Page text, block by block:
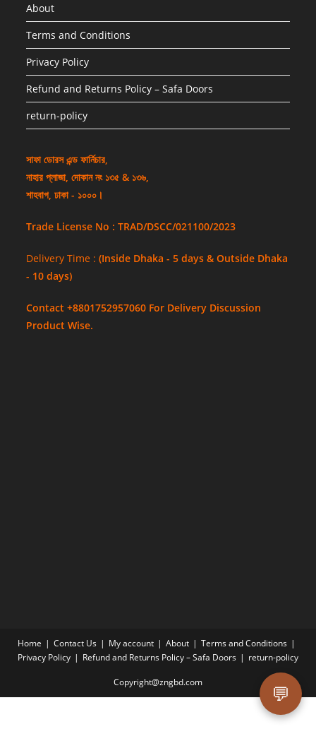
About
Terms and Conditions
Privacy Policy
Refund and Returns Policy – Safa Doors
return-policy
সাফা ডোরস এন্ড ফার্নিচার,
নাহার প্লাজা, দোকান নং ১৩৫ & ১৩৬,
শাহবাগ, ঢাকা - ১০০০।
Trade License No : TRAD/DSCC/021100/2023
Delivery Time :(Inside Dhaka - 5 days & Outside Dhaka
- 10 days)
Contact +8801752957060 For Delivery Discussion
Product Wise.
Home Contact Us My account About
Terms and Conditions
Privacy Policy
Refund and Returns Policy – Safa Doors return-policy
Copyright@zngbd.com 💬